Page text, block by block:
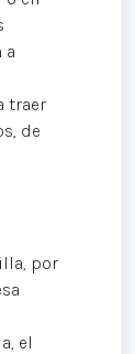
a
traer
de
por
el